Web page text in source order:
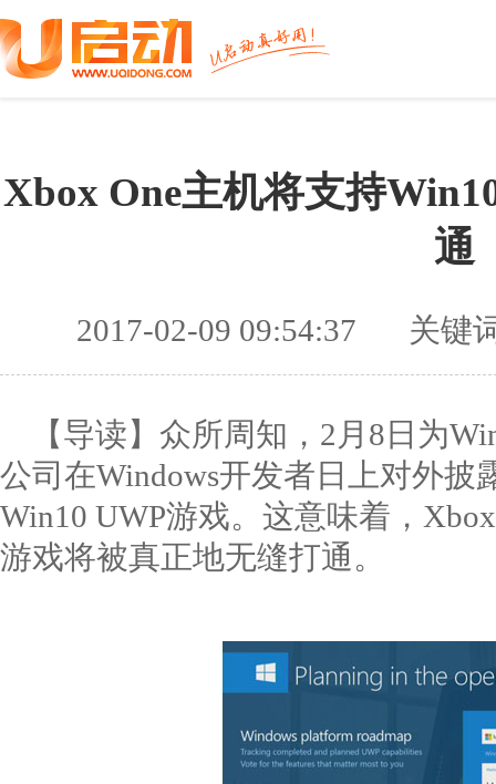
Xbox One主机将支持
通
2017-02-09 09:54:37 关键
【导读】众所周知，2月8日为
公司在Windows开发者日上对外披
Win10 UWP游戏。这意味着，
游戏将被真正地无缝打通。